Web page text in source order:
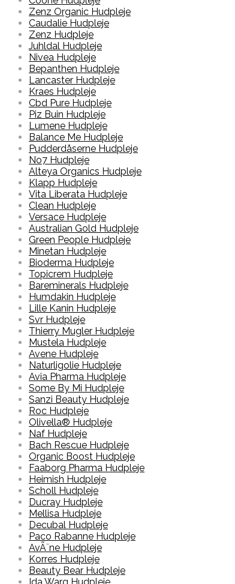
Zenz Organic Hudpleje
Caudalie Hudpleje
Zenz Hudpleje
Juhldal Hudpleje
Nivea Hudpleje
Bepanthen Hudpleje
Lancaster Hudpleje
Kraes Hudpleje
Cbd Pure Hudpleje
Piz Buin Hudpleje
Lumene Hudpleje
Balance Me Hudpleje
Pudderdåserne Hudpleje
No7 Hudpleje
Alteya Organics Hudpleje
Klapp Hudpleje
Vita Liberata Hudpleje
Clean Hudpleje
Versace Hudpleje
Australian Gold Hudpleje
Green People Hudpleje
Minetan Hudpleje
Bioderma Hudpleje
Topicrem Hudpleje
Bareminerals Hudpleje
Humdakin Hudpleje
Lille Kanin Hudpleje
Svr Hudpleje
Thierry Mugler Hudpleje
Mustela Hudpleje
Avene Hudpleje
Naturligolie Hudpleje
Avia Pharma Hudpleje
Some By Mi Hudpleje
Sanzi Beauty Hudpleje
Roc Hudpleje
Olivella® Hudpleje
Naf Hudpleje
Bach Rescue Hudpleje
Organic Boost Hudpleje
Faaborg Pharma Hudpleje
Heimish Hudpleje
Scholl Hudpleje
Ducray Hudpleje
Mellisa Hudpleje
Decubal Hudpleje
Paco Rabanne Hudpleje
AvÃ¨ne Hudpleje
Korres Hudpleje
Beauty Bear Hudpleje